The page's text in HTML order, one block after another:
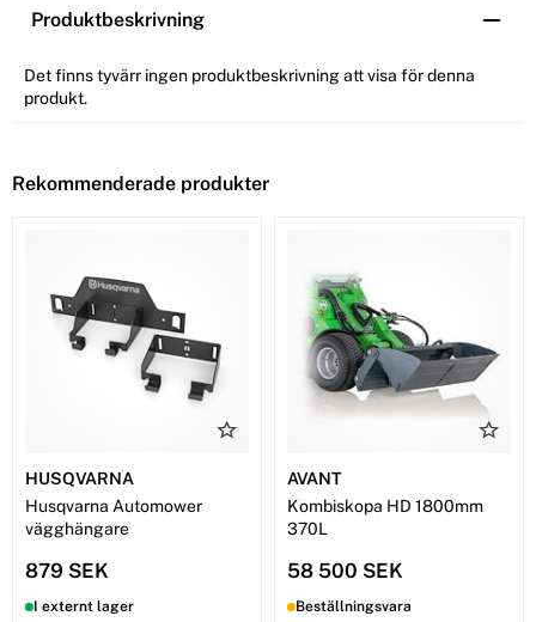
Produktbeskrivning
Det finns tyvärr ingen produktbeskrivning att visa för denna
produkt.
Rekommenderade produkter
HUSQVARNA
Husqvarna Automower
vägghängare
879 SEK
I externt lager
AVANT
Kombiskopa HD 1800mm
370L
58 500 SEK
Beställningsvara